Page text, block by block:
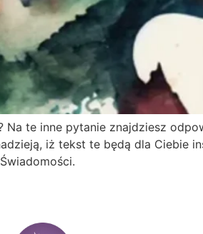
te inne pytanie znajdziesz
iż tekst te będą dla Ciebie